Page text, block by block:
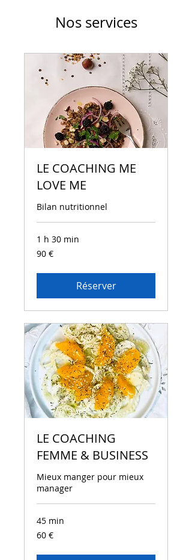
Nos services
LE COACHING ME
LOVE ME
Bilan nutritionnel
1 h 30 min
90
euros
90 €
Réserver
LE COACHING
FEMME & BUSINESS
Mieux manger pour mieux
manager
45 min
60
euros
60 €